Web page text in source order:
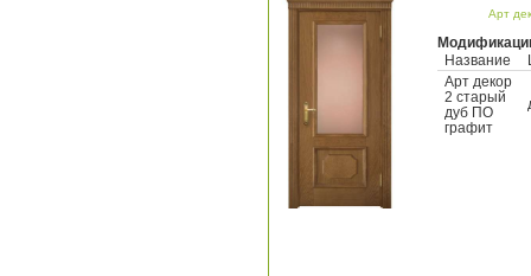
Арт
Название
Арт декор
2 старый
дуб ПО
графит